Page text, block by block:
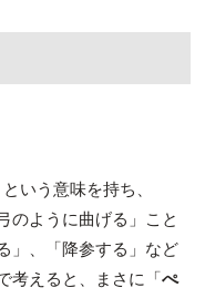
いう意味を持ち、
のように曲げる」こと
」、「降参する」など
考えると、まさに「ぺ